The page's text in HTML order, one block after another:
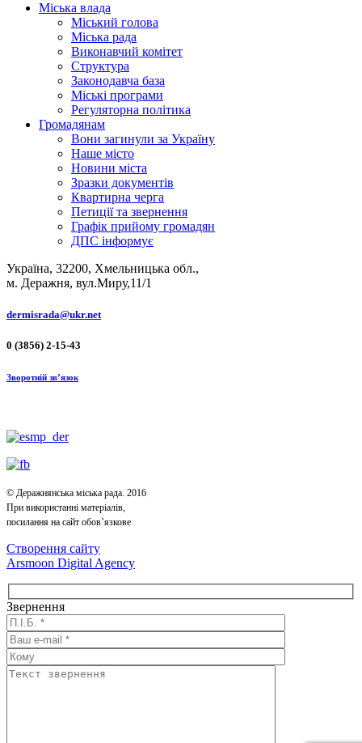
Міська влада
Міський голова
Міська рада
Виконавчий комітет
Структура
Законодавча база
Міські програми
Регуляторна політика
Громадянам
Вони загинули за Україну
Наше місто
Новини міста
Зразки документів
Квартирна черга
Петиції та звернення
Графік прийому громадян
ДПС інформує
Україна, 32200, Хмельницька обл.,
м. Деражня, вул.Миру,11/1
dermisrada@ukr.net
0 (3856) 2-15-43
Зворотній зв’язок
© Деражнянська міська рада. 2016
При використанні матеріалів,
посилання на сайт обов’язкове
Створення сайту
Arsmoon Digital Agency
Звернення